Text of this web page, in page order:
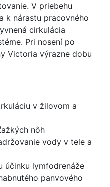
V priebehu
k nárastu pracovného
cirkulácia
. Pri nosení po
Victoria výrazne dobu
v žilovom a
nôh
vody v tele a
účinku lymfodrenáže
panvového